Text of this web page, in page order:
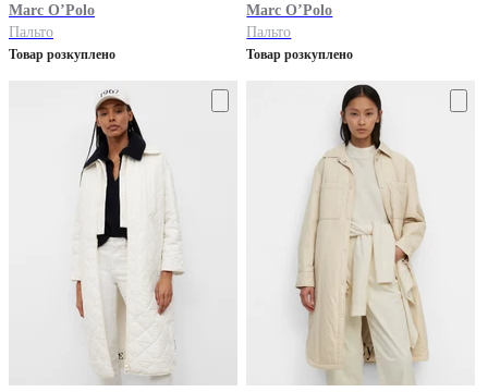
Marc O’Polo
Пальто
Товар розкуплено
Marc O’Polo
Пальто
Товар розкуплено